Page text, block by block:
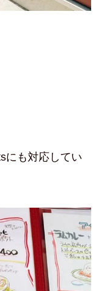
にも対応してい